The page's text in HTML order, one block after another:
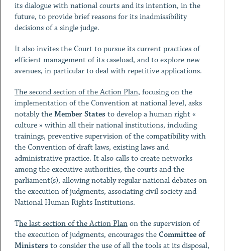
its dialogue with national courts and its intention, in the
future, to provide brief reasons for its inadmissibility
decisions of a single judge.
It also invites the Court to pursue its current practices of
efficient management of its caseload, and to explore new
avenues, in particular to deal with repetitive applications.
The second section of the Action Plan, focusing on the
implementation of the Convention at national level, asks
notably the Member States to develop a human right «
culture » within all their national institutions, including
trainings, preventive supervision of the compatibility with
the Convention of draft laws, existing laws and
administrative practice. It also calls to create networks
among the executive authorities, the courts and the
parliament(s), allowing notably regular national debates on
the execution of judgments, associating civil society and
National Human Rights Institutions.
The last section of the Action Planon the supervision of
the execution of judgments, encourages the Committee of
Ministers to consider the use of all the tools at its disposal,